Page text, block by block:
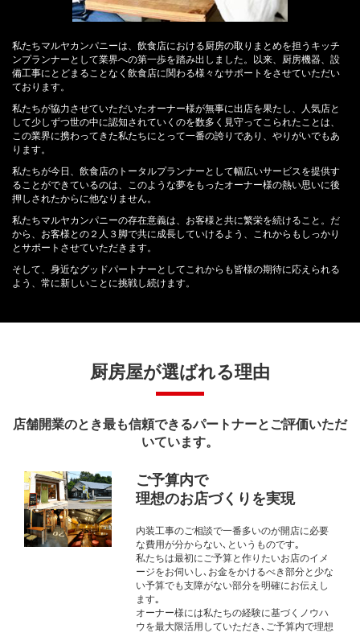
私たちマルヤカンパニーは、飲食店における厨房の取りまとめを担うキッチ
ンプランナーとして業界への第一歩を踏み出しました。以来、厨房機器、設
備工事にとどまることなく飲食店に関わる様々なサポートをさせていただい
ております。
私たちが協力させていただいたオーナー様が無事に出店を果たし、人気店と
して少しずつ世の中に認知されていくのを数多く見守ってこられたことは、
この業界に携わってきた私たちにとって一番の誇りであり、やりがいでもあ
ります。
私たちが今日、飲食店のトータルプランナーとして幅広いサービスを提供す
ることができているのは、このような夢をもったオーナー様の熱い思いに後
押しされたからに他なりません。
私たちマルヤカンパニーの存在意義は、お客様と共に繁栄を続けること。だ
から、お客様との２人３脚で共に成長していけるよう、これからもしっかり
とサポートさせていただきます。
そして、身近なグッドパートナーとしてこれからも皆様の期待に応えられる
よう、常に新しいことに挑戦し続けます。
厨房屋が選ばれる理由
店舗開業のとき最も信頼できるパートナーとご評価いただ
いています。
ご予算内で
理想のお店づくりを実現
内装工事のご相談で一番多いのが開店に必要
な費用が分からない､というものです｡
私たちは最初にご予算と作りたいお店のイメ
ージをお伺いし､お金をかけるべき部分と少な
い予算でも支障がない部分を明確にお伝えし
ます｡
オーナー様には私たちの経験に基づくノウハ
ウを最大限活用していただき､ご予算内で理想